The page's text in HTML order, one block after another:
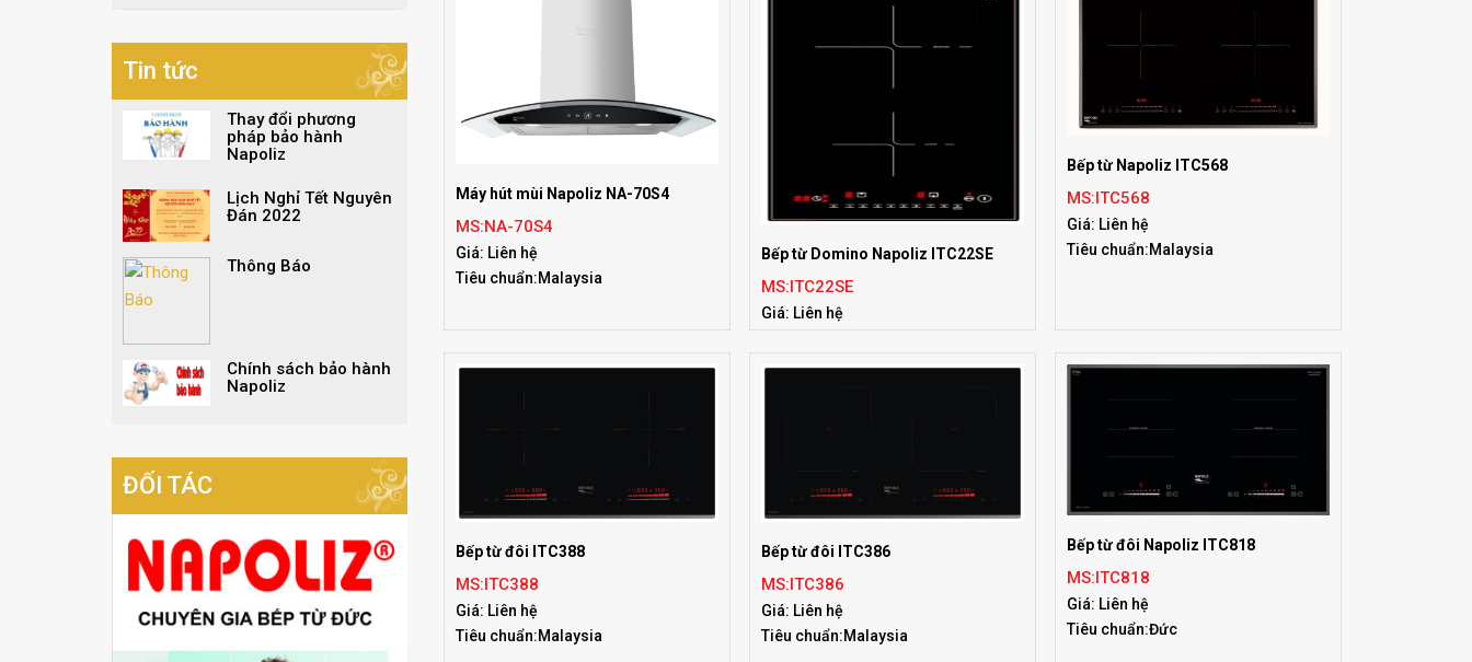
Máy hút mùi Napoliz NA-70S4
MS:NA-70S4
Giá: Liên hệ
Tiêu chuẩn:Malaysia
Bếp từ Domino Napoliz ITC22SE
MS:ITC22SE
Giá: Liên hệ
Bếp từ Napoliz ITC568
MS:ITC568
Giá: Liên hệ
Tiêu chuẩn:Malaysia
Bếp từ đôi ITC388
MS:ITC388
Giá: Liên hệ
Tiêu chuẩn:Malaysia
Bếp từ đôi ITC386
MS:ITC386
Giá: Liên hệ
Tiêu chuẩn:Malaysia
Bếp từ đôi Napoliz ITC818
MS:ITC818
Giá: Liên hệ
Tiêu chuẩn:Đức
Tin tức
Thay đổi phương
pháp bảo hành
Napoliz
Lịch Nghỉ Tết Nguyên
Đán 2022
Thông Báo
Chính sách bảo hành
Napoliz
ĐỐI TÁC